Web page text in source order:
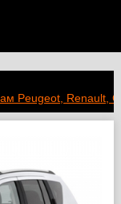
Peugeot, Renault,